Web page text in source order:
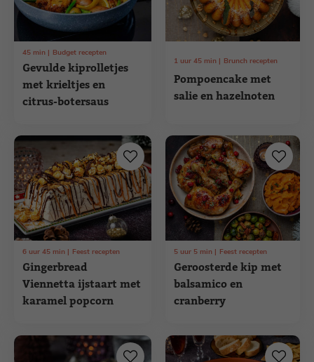
Gevulde kiprolletjes
met krieltjes en
citrus-botersaus
45 min Budget recepten
Pompoencake met
salie en hazelnoten
1 uur 45 min Brunch recepten
Gingerbread
Viennetta ijstaart met
karamel popcorn
6 uur 45 min Feest recepten
Geroosterde kip met
balsamico en
cranberry
5 uur 5 min Feest recepten